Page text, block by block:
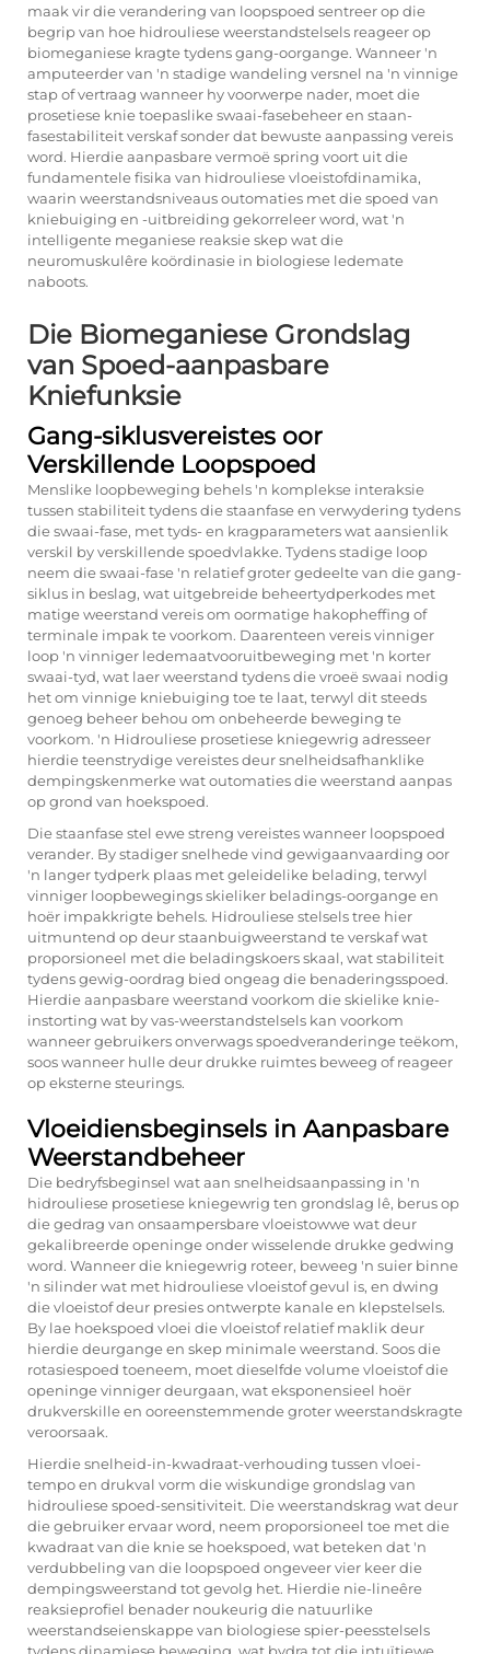
maak vir die verandering van loopspoed sentreer op die
begrip van hoe hidrouliese weerstandstelsels reageer op
biomeganiese kragte tydens gang-oorgange. Wanneer 'n
amputeerder van 'n stadige wandeling versnel na 'n vinnige
stap of vertraag wanneer hy voorwerpe nader, moet die
prosetiese knie toepaslike swaai-fasebeheer en staan-
fasestabiliteit verskaf sonder dat bewuste aanpassing vereis
word. Hierdie aanpasbare vermoë spring voort uit die
fundamentele fisika van hidrouliese vloeistofdinamika,
waarin weerstandsniveaus outomaties met die spoed van
kniebuiging en -uitbreiding gekorreleer word, wat 'n
intelligente meganiese reaksie skep wat die
neuromuskulêre koördinasie in biologiese ledemate
naboots.
Die Biomeganiese Grondslag
van Spoed-aanpasbare
Kniefunksie
Gang-siklusvereistes oor
Verskillende Loopspoed
Menslike loopbeweging behels 'n komplekse interaksie
tussen stabiliteit tydens die staanfase en verwydering tydens
die swaai-fase, met tyds- en kragparameters wat aansienlik
verskil by verskillende spoedvlakke. Tydens stadige loop
neem die swaai-fase 'n relatief groter gedeelte van die gang-
siklus in beslag, wat uitgebreide beheertydperkodes met
matige weerstand vereis om oormatige hakopheffing of
terminale impak te voorkom. Daarenteen vereis vinniger
loop 'n vinniger ledemaatvooruitbeweging met 'n korter
swaai-tyd, wat laer weerstand tydens die vroeë swaai nodig
het om vinnige kniebuiging toe te laat, terwyl dit steeds
genoeg beheer behou om onbeheerde beweging te
voorkom. 'n Hidrouliese prosetiese kniegewrig adresseer
hierdie teenstrydige vereistes deur snelheidsafhanklike
dempingskenmerke wat outomaties die weerstand aanpas
op grond van hoekspoed.
Die staanfase stel ewe streng vereistes wanneer loopspoed
verander. By stadiger snelhede vind gewigaanvaarding oor
'n langer tydperk plaas met geleidelike belading, terwyl
vinniger loopbewegings skieliker beladings-oorgange en
hoër impakkrigte behels. Hidrouliese stelsels tree hier
uitmuntend op deur staanbuigweerstand te verskaf wat
proporsioneel met die beladingskoers skaal, wat stabiliteit
tydens gewig-oordrag bied ongeag die benaderingsspoed.
Hierdie aanpasbare weerstand voorkom die skielike knie-
instorting wat by vas-weerstandstelsels kan voorkom
wanneer gebruikers onverwags spoedveranderinge teëkom,
soos wanneer hulle deur drukke ruimtes beweeg of reageer
op eksterne steurings.
Vloeidiensbeginsels in Aanpasbare
Weerstandbeheer
Die bedryfsbeginsel wat aan snelheidsaanpassing in 'n
hidrouliese prosetiese kniegewrig ten grondslag lê, berus op
die gedrag van onsaampersbare vloeistowwe wat deur
gekalibreerde openinge onder wisselende drukke gedwing
word. Wanneer die kniegewrig roteer, beweeg 'n suier binne
'n silinder wat met hidrouliese vloeistof gevul is, en dwing
die vloeistof deur presies ontwerpte kanale en klepstelsels.
By lae hoekspoed vloei die vloeistof relatief maklik deur
hierdie deurgange en skep minimale weerstand. Soos die
rotasiespoed toeneem, moet dieselfde volume vloeistof die
openinge vinniger deurgaan, wat eksponensieel hoër
drukverskille en ooreenstemmende groter weerstandskragte
veroorsaak.
Hierdie snelheid-in-kwadraat-verhouding tussen vloei-
tempo en drukval vorm die wiskundige grondslag van
hidrouliese spoed-sensitiviteit. Die weerstandskrag wat deur
die gebruiker ervaar word, neem proporsioneel toe met die
kwadraat van die knie se hoekspoed, wat beteken dat 'n
verdubbeling van die loopspoed ongeveer vier keer die
dempingsweerstand tot gevolg het. Hierdie nie-lineêre
reaksieprofiel benader noukeurig die natuurlike
weerstandseienskappe van biologiese spier-peesstelsels